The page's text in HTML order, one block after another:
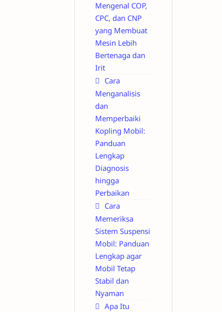
Mengenal COP,
CPC, dan CNP
yang Membuat
Mesin Lebih
Bertenaga dan
Irit
Cara
Menganalisis
dan
Memperbaiki
Kopling Mobil:
Panduan
Lengkap
Diagnosis
hingga
Perbaikan
Cara
Memeriksa
Sistem Suspensi
Mobil: Panduan
Lengkap agar
Mobil Tetap
Stabil dan
Nyaman
Apa Itu